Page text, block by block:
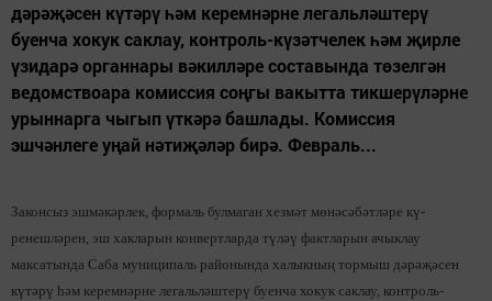
дәрәҗәсен күтәрү һәм керемнәрне легальләштерү
буенча хокук саклау, контроль-күзәтчелек һәм җирле
үзидарә органнары вәкилләре составында төзелгән
ведомствоара комиссия соңгы вакытта тикшерүләрне
урыннарга чыгып үткәрә башлады. Комиссия
эшчәнлеге уңай нәтиҗәләр бирә. Февраль...
Законсыз эшмәкәрлек, формаль бул­маган хезмәт мөнәсәбәтләре кү­
ренешләрен, эш хакларын конвертларда түләү фактларын ачык­лау
максатында Саба муниципаль районында халыкның тормыш дәрәҗәсен
күтәрү һәм керемнәрне легальләштерү буенча хокук саклау, контроль-